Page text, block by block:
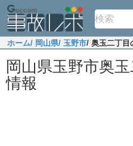
ホーム/ 岡山県/ 玉野市/ 奥玉二丁目
岡山県玉野市奥
情報